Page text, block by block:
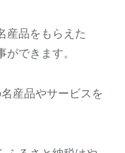
産品をもらえた
できます。
産品やサービスを